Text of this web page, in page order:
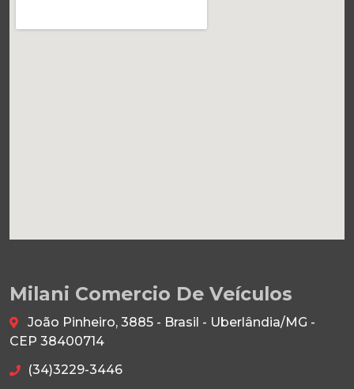
Milani Comercio De Veículos
João Pinheiro, 3885 - Brasil - Uberlândia/MG -
CEP 38400714
(34)3229-3446